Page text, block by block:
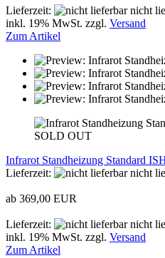
Lieferzeit:
nicht
inkl. 19% MwSt. zzgl. Versand
Zum Artikel
SOLD OUT
Infrarot Standheizung Standard
Lieferzeit:
nicht
ab 369,00 EUR
Lieferzeit:
nicht
inkl. 19% MwSt. zzgl. Versand
Zum Artikel